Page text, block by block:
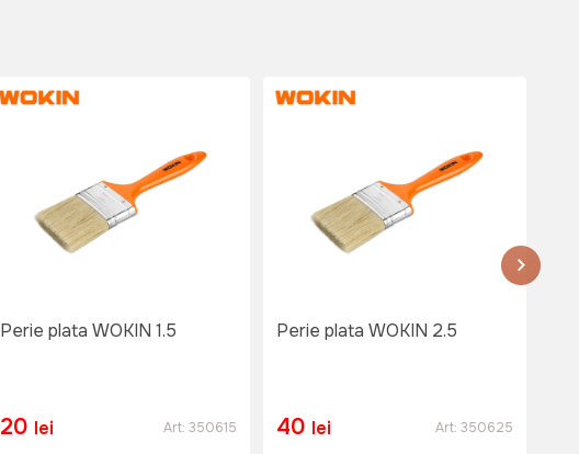
Perie plata WOKIN 1.5
20 lei Art: 350615
Perie plata WOKIN 2.5
40 lei Art: 350625